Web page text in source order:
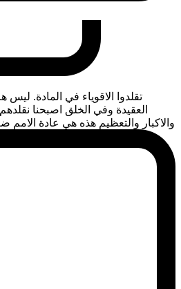
تقلدوا الاقوياء في المادة. ليس
العقيدة وفي الخلق اصبحنا نقلدهم
والاكبار والتعظيم هذه هي عادة الامم